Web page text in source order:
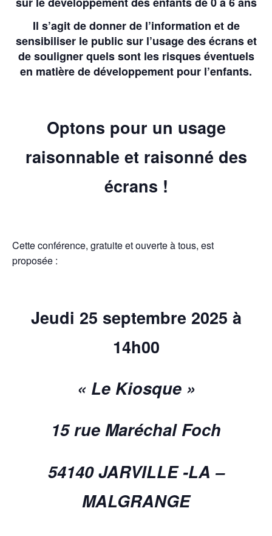
Il s’agit de donner de l’information et de
sensibiliser le public sur l’usage des écrans et
de souligner quels sont les risques éventuels
en matière de développement pour l’enfants.
Optons pour un usage
raisonnable et raisonné des
écrans !
Cette conférence, gratuite et ouverte à tous, est
proposée :
Jeudi 25 septembre 2025 à
14h00
« Le Kiosque »
15 rue Maréchal Foch
54140 JARVILLE -LA –
MALGRANGE